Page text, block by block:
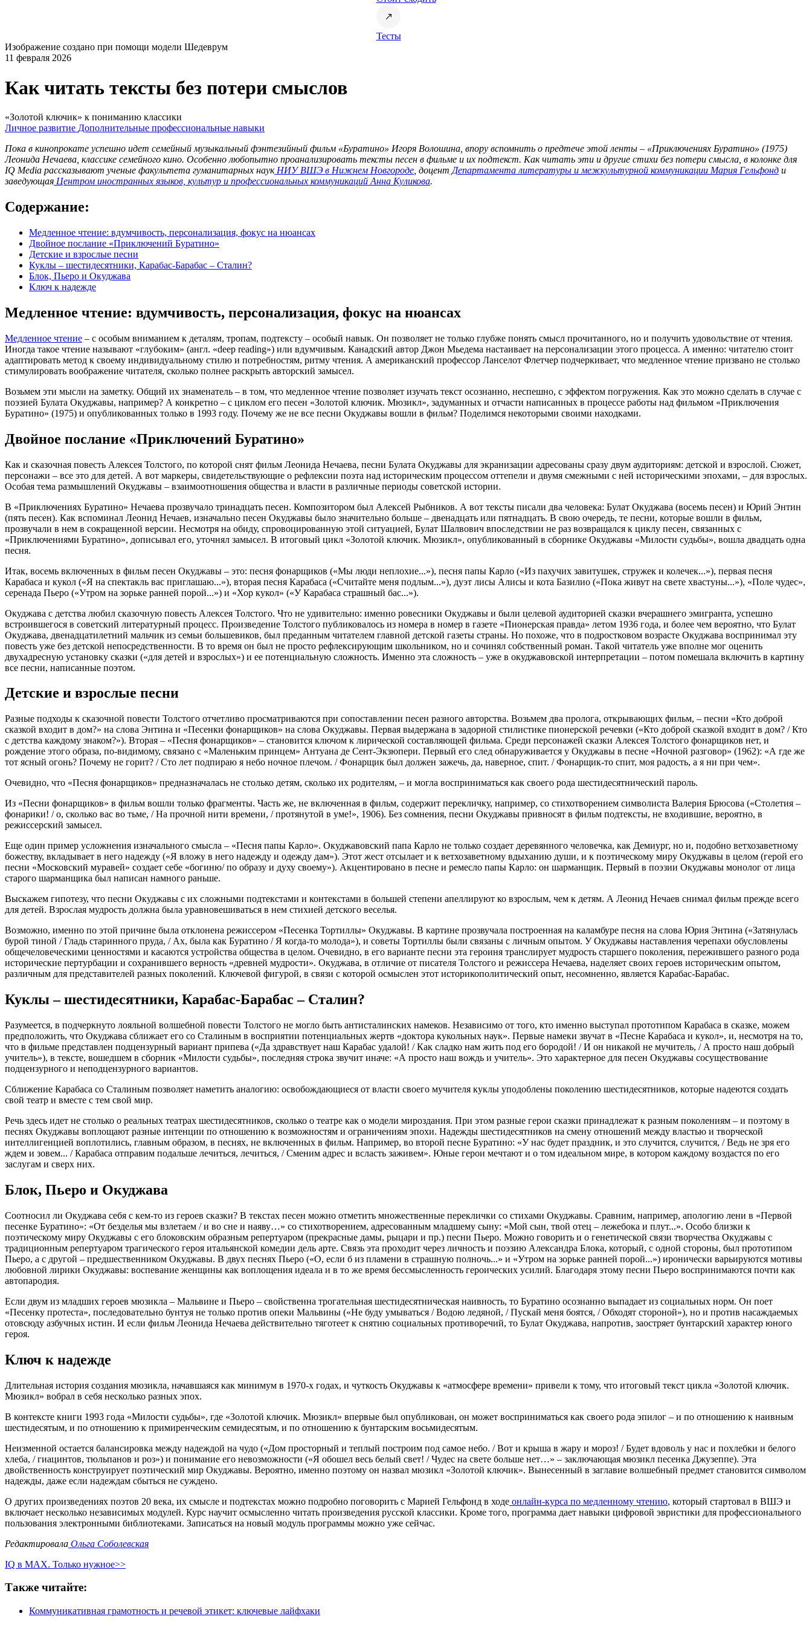
Тесты
Изображение создано при помощи модели Шедеврум
11 февраля 2026
Как читать тексты без потери смыслов
«Золотой ключик» к пониманию классики
Личное развитие Дополнительные профессиональные навыки
Пока в кинопрокате успешно идет семейный музыкальный фэнтезийный фильм «Буратино» Игоря Волошина, впору вспомнить о предтече этой ленты – «Приключениях Буратино» (1975)
Леонида Нечаева, классике семейного кино. Особенно любопытно проанализировать тексты песен в фильме и их подтекст. Как читать эти и другие стихи без потери смысла, в колонке для
IQ Media рассказывают ученые факультета гуманитарных наукНИУ ВШЭ в Нижнем Новгороде , доцент Департамента литературы и межкультурной коммуникации Мария Гельфонд и
заведующая Центром иностранных языков, культур и профессиональных коммуникаций Анна Куликова.
Содержание:
Медленное чтение: вдумчивость, персонализация, фокус на нюансах
Двойное послание «Приключений Буратино»
Детские и взрослые песни
Куклы – шестидесятники, Карабас-Барабас – Сталин?
Блок, Пьеро и Окуджава
Ключ к надежде
Медленное чтение: вдумчивость, персонализация, фокус на нюансах
Медленное чтение – с особым вниманием к деталям, тропам, подтексту – особый навык. Он позволяет не только глубже понять смысл прочитанного, но и получить удовольствие от чтения.
Иногда такое чтение называют «глубоким» (англ. «deep reading») или вдумчивым. Канадский автор Джон Мьедема настаивает на персонализации этого процесса. А именно: читателю стоит
адаптировать метод к своему индивидуальному стилю и потребностям, ритму чтения. А американский профессор Ланселот Флетчер подчеркивает, что медленное чтение призвано не столько
стимулировать воображение читателя, сколько полнее раскрыть авторский замысел.
Возьмем эти мысли на заметку. Общий их знаменатель – в том, что медленное чтение позволяет изучать текст осознанно, неспешно, с эффектом погружения. Как это можно сделать в случае с
поэзией Булата Окуджавы, например? А конкретно – с циклом его песен «Золотой ключик. Мюзикл», задуманных и отчасти написанных в процессе работы над фильмом «Приключения
Буратино» (1975) и опубликованных только в 1993 году. Почему же не все песни Окуджавы вошли в фильм? Поделимся некоторыми своими находками.
Двойное послание «Приключений Буратино»
Как и сказочная повесть Алексея Толстого, по которой снят фильм Леонида Нечаева, песни Булата Окуджавы для экранизации адресованы сразу двум аудиториям: детской и взрослой. Сюжет,
персонажи – все это для детей. А вот маркеры, свидетельствующие о рефлексии поэта над историческим процессом оттепели и двумя смежными с ней историческими эпохами, – для взрослых.
Особая тема размышлений Окуджавы – взаимоотношения общества и власти в различные периоды советской истории.
В «Приключениях Буратино» Нечаева прозвучало тринадцать песен. Композитором был Алексей Рыбников. А вот тексты писали два человека: Булат Окуджава (восемь песен) и Юрий Энтин
(пять песен). Как вспоминал Леонид Нечаев, изначально песен Окуджавы было значительно больше – двенадцать или пятнадцать. В свою очередь, те песни, которые вошли в фильм,
прозвучали в нем в сокращенной версии. Несмотря на обиду, спровоцированную этой ситуацией, Булат Шалвович впоследствии не раз возвращался к циклу песен, связанных с
«Приключениями Буратино», дописывал его, уточнял замысел. В итоговый цикл «Золотой ключик. Мюзикл», опубликованный в сборнике Окуджавы «Милости судьбы», вошла двадцать одна
песня.
Итак, восемь включенных в фильм песен Окуджавы – это: песня фонарщиков («Мы люди неплохие...»), песня папы Карло («Из пахучих завитушек, стружек и колечек...»), первая песня
Карабаса и кукол («Я на спектакль вас приглашаю...»), вторая песня Карабаса («Считайте меня подлым...»), дуэт лисы Алисы и кота Базилио («Пока живут на свете хвастуны...»), «Поле чудес»,
серенада Пьеро («Утром на зорьке ранней порой...») и «Хор кукол» («У Карабаса страшный бас...»).
Окуджава с детства любил сказочную повесть Алексея Толстого. Что не удивительно: именно ровесники Окуджавы и были целевой аудиторией сказки вчерашнего эмигранта, успешно
встроившегося в советский литературный процесс. Произведение Толстого публиковалось из номера в номер в газете «Пионерская правда» летом 1936 года, и более чем вероятно, что Булат
Окуджава, двенадцатилетний мальчик из семьи большевиков, был преданным читателем главной детской газеты страны. Но похоже, что в подростковом возрасте Окуджава воспринимал эту
повесть уже без детской непосредственности. В то время он был не просто рефлексирующим школьником, но и сочинял собственный роман. Такой читатель уже вполне мог оценить
двухадресную установку сказки («для детей и взрослых») и ее потенциальную сложность. Именно эта сложность – уже в окуджавовской интерпретации – потом помешала включить в картину
все песни, написанные поэтом.
Детские и взрослые песни
Разные подходы к сказочной повести Толстого отчетливо просматриваются при сопоставлении песен разного авторства. Возьмем два пролога, открывающих фильм, – песни «Кто доброй
сказкой входит в дом?» на слова Энтина и «Песенки фонарщиков» на слова Окуджавы. Первая выдержана в задорной стилистике пионерской речевки («Кто доброй сказкой входит в дом? / Кто
с детства каждому знаком?»). Вторая – «Песня фонарщиков» – становится ключом к лирической составляющей фильма. Среди персонажей сказки Алексея Толстого фонарщиков нет, и
рождение этого образа, по-видимому, связано с «Маленьким принцем» Антуана де Сент-Экзюпери. Первый его след обнаруживается у Окуджавы в песне «Ночной разговор» (1962): «А где же
тот ясный огонь? Почему не горит? / Сто лет подпираю я небо ночное плечом. / Фонарщик был должен зажечь, да, наверное, спит. / Фонарщик-то спит, моя радость, а я ни при чем».
Очевидно, что «Песня фонарщиков» предназначалась не столько детям, сколько их родителям, – и могла восприниматься как своего рода шестидесятнический пароль.
Из «Песни фонарщиков» в фильм вошли только фрагменты. Часть же, не включенная в фильм, содержит перекличку, например, со стихотворением символиста Валерия Брюсова («Столетия –
фонарики! / о, сколько вас во тьме, / На прочной нити времени, / протянутой в уме!», 1906). Без сомнения, песни Окуджавы привносят в фильм подтексты, не входившие, вероятно, в
режиссерский замысел.
Еще один пример усложнения изначального смысла – «Песня папы Карло». Окуджавовский папа Карло не только создает деревянного человечка, как Демиург, но и, подобно ветхозаветному
божеству, вкладывает в него надежду («Я вложу в него надежду и одежду дам»). Этот жест отсылает и к ветхозаветному вдыханию души, и к поэтическому миру Окуджавы в целом (герой его
песни «Московский муравей» создает себе «богиню/ по образу и духу своему»). Акцентировано в песне и ремесло папы Карло: он шарманщик. Первый в поэзии Окуджавы монолог от лица
старого шарманщика был написан намного раньше.
Выскажем гипотезу, что песни Окуджавы с их сложными подтекстами и контекстами в большей степени апеллируют ко взрослым, чем к детям. А Леонид Нечаев снимал фильм прежде всего
для детей. Взрослая мудрость должна была уравновешиваться в нем стихией детского веселья.
Возможно, именно по этой причине была отклонена режиссером «Песенка Тортиллы» Окуджавы. В картине прозвучала построенная на каламбуре песня на слова Юрия Энтина («Затянулась
бурой тиной / Гладь старинного пруда, / Ах, была как Буратино / Я когда-то молода»), и советы Тортиллы были связаны с личным опытом. У Окуджавы наставления черепахи обусловлены
общечеловеческими ценностями и касаются устройства общества в целом. Очевидно, в его варианте песни эта героиня транслирует мудрость старшего поколения, пережившего разного рода
исторические пертурбации и сохранившего верность «древней мудрости». Окуджава, в отличие от писателя Толстого и режиссера Нечаева, наделяет своих героев историческим опытом,
различным для представителей разных поколений. Ключевой фигурой, в связи с которой осмыслен этот историкополитический опыт, несомненно, является Карабас-Барабас.
Куклы – шестидесятники, Карабас-Барабас – Сталин?
Разумеется, в подчеркнуто лояльной волшебной повести Толстого не могло быть антисталинских намеков. Независимо от того, кто именно выступал прототипом Карабаса в сказке, можем
предположить, что Окуджава сближает его со Сталиным в восприятии потенциальных жертв «доктора кукольных наук». Первые намеки звучат в «Песне Карабаса и кукол», и, несмотря на то,
что в фильме представлен подцензурный вариант припева («Да здравствует наш Карабас удалой! / Как сладко нам жить под его бородой! / И он никакой не мучитель, / А просто наш добрый
учитель»), в тексте, вошедшем в сборник «Милости судьбы», последняя строка звучит иначе: «А просто наш вождь и учитель». Это характерное для песен Окуджавы сосуществование
подцензурного и неподцензурного вариантов.
Сближение Карабаса со Сталиным позволяет наметить аналогию: освобождающиеся от власти своего мучителя куклы уподоблены поколению шестидесятников, которые надеются создать
свой театр и вместе с тем свой мир.
Речь здесь идет не столько о реальных театрах шестидесятников, сколько о театре как о модели мироздания. При этом разные герои сказки принадлежат к разным поколениям – и поэтому в
песнях Окуджавы воплощают разные интенции по отношению к возможностям и ограничениям эпохи. Надежды шестидесятников на смену отношений между властью и творческой
интеллигенцией воплотились, главным образом, в песнях, не включенных в фильм. Например, во второй песне Буратино: «У нас будет праздник, и это случится, случится, / Ведь не зря его
ждем и зовем... / Карабаса отправим подальше лечиться, лечиться, / Сменим адрес и всласть заживем». Юные герои мечтают и о том идеальном мире, в котором каждому воздастся по его
заслугам и сверх них.
Блок, Пьеро и Окуджава
Соотносил ли Окуджава себя с кем-то из героев сказки? В текстах песен можно отметить множественные переклички со стихами Окуджавы. Сравним, например, апологию лени в «Первой
песенке Буратино»: «От безделья мы взлетаем / и во сне и наяву…» со стихотворением, адресованным младшему сыну: «Мой сын, твой отец – лежебока и плут...». Особо близки к
поэтическому миру Окуджавы с его блоковским образным репертуаром (прекрасные дамы, рыцари и пр.) песни Пьеро. Можно говорить и о генетической связи творчества Окуджавы с
традиционным репертуаром трагического героя итальянской комедии дель арте. Связь эта проходит через личность и поэзию Александра Блока, который, с одной стороны, был прототипом
Пьеро, а с другой – предшественником Окуджавы. В двух песнях Пьеро («О, если б из пламени в страшную полночь...» и «Утром на зорьке ранней порой...») иронически варьируются мотивы
любовной лирики Окуджавы: воспевание женщины как воплощения идеала и в то же время бессмысленность героических усилий. Благодаря этому песни Пьеро воспринимаются почти как
автопародия.
Если двум из младших героев мюзикла – Мальвине и Пьеро – свойственна трогательная шестидесятническая наивность, то Буратино осознанно выпадает из социальных норм. Он поет
«Песенку протеста», последовательно бунтуя не только против опеки Мальвины («Не буду умываться / Водою ледяной, / Пускай меня боятся, / Обходят стороной»), но и против насаждаемых
отовсюду азбучных истин. И если фильм Леонида Нечаева действительно тяготеет к снятию социальных противоречий, то Булат Окуджава, напротив, заостряет бунтарский характер юного
героя.
Ключ к надежде
Длительная история создания мюзикла, начавшаяся как минимум в 1970-х годах, и чуткость Окуджавы к «атмосфере времени» привели к тому, что итоговый текст цикла «Золотой ключик.
Мюзикл» вобрал в себя несколько разных эпох.
В контексте книги 1993 года «Милости судьбы», где «Золотой ключик. Мюзикл» впервые был опубликован, он может восприниматься как своего рода эпилог – и по отношению к наивным
шестидесятым, и по отношению к примиренческим семидесятым, и по отношению к бунтарским восьмидесятым.
Неизменной остается балансировка между надеждой на чудо («Дом просторный и теплый построим под самое небо. / Вот и крыша в жару и мороз! / Будет вдоволь у нас и похлебки и белого
хлеба, / гиацинтов, тюльпанов и роз») и понимание его невозможности («Я обошел весь белый свет! / Чудес на свете больше нет…» – заключающая мюзикл песенка Джузеппе). Эта
двойственность конструирует поэтический мир Окуджавы. Вероятно, именно поэтому он назвал мюзикл «Золотой ключик». Вынесенный в заглавие волшебный предмет становится символом
надежды, даже если надеждам сбыться не суждено.
О других произведениях поэтов 20 века, их смысле и подтекстах можно подробно поговорить с Марией Гельфонд в ходе онлайн-курса по медленному чтению, который стартовал в ВШЭ и
включает несколько независимых модулей. Курс научит осмысленно читать произведения русской классики. Кроме того, программа дает навыки цифровой эвристики для профессионального
пользования электронными библиотеками. Записаться на новый модуль программы можно уже сейчас.
Редактировала Ольга Соболевская
IQ в MAX. Только нужное>>
Также читайте:
Коммуникативная грамотность и речевой этикет: ключевые лайфхаки